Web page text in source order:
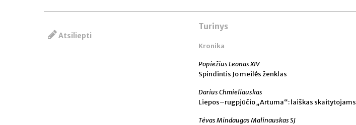
Atsiliepti
Turinys
Kronika
Popiežius Leonas XIV
Spindintis Jo meilės ženklas
Darius Chmieliauskas
Liepos–rugpjūčio „Artuma“: laiškas skaitytojams
Tėvas Mindaugas Malinauskas SJ